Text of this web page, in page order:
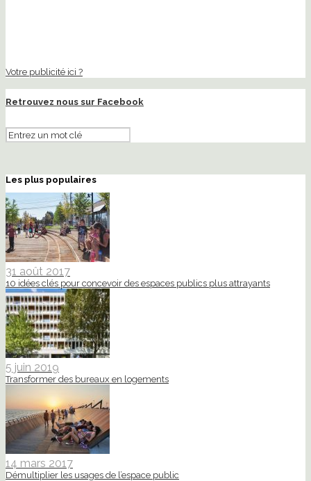
Votre publicité ici ?
Retrouvez nous sur Facebook
Les plus populaires
31 août 2017
10 idées clés pour concevoir des espaces publics plus attrayants
5 juin 2019
Transformer des bureaux en logements
14 mars 2017
Démultiplier les usages de l’espace public